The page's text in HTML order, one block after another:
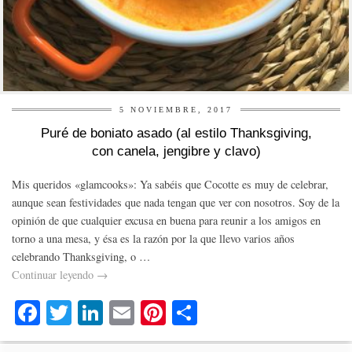
5 NOVIEMBRE, 2017
Puré de boniato asado (al estilo Thanksgiving,
con canela, jengibre y clavo)
Mis queridos «glamcooks»: Ya sabéis que Cocotte es muy de celebrar,
aunque sean festividades que nada tengan que ver con nosotros. Soy de la
opinión de que cualquier excusa en buena para reunir a los amigos en
torno a una mesa, y ésa es la razón por la que llevo varios años
celebrando Thanksgiving, o …
Continuar leyendo →
Fa
ce
T
wi
Li
nk
E
m
Pi
nt o